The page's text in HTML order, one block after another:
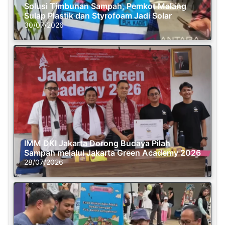
Solusi Timbunan Sampah, Pemkot Malang
Sulap Plastik dan Styrofoam Jadi Solar
30/07/2026
IMM DKI Jakarta Dorong Budaya Pilah
Sampah melalui Jakarta Green Academy 2026
28/07/2026